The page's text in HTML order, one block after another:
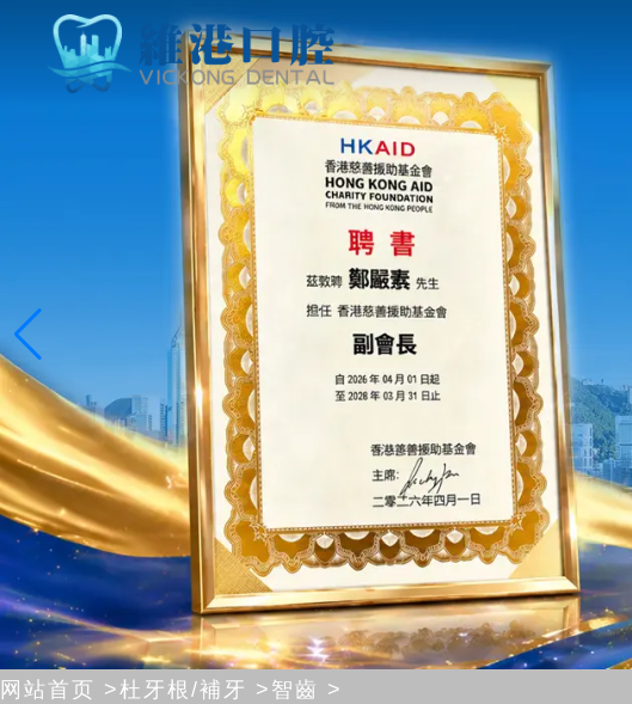
网站首页 >杜牙根/補牙 > 智齒 >